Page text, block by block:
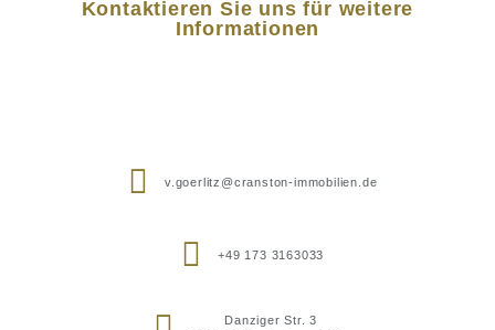
Kontaktieren Sie uns für weitere
Informationen
v.goerlitz@cranston-immobilien.de
+49 173 3163033
Danziger Str. 3